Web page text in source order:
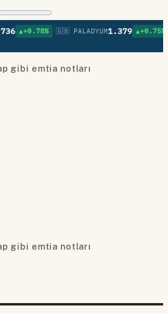
• 🇬🇧 PALADYUM1.379 ▲+0.75% • 🇬🇧
gibi emtia notları
gibi emtia notları